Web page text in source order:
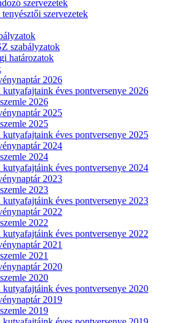
szervezetek
szervezetek
szabályzatok
határozatok
2026
kutyafajtaink éves pontversenye 2026
2026
2025
2025
kutyafajtaink éves pontversenye 2025
2024
2024
kutyafajtáink éves pontversenye 2024
2023
2023
kutyafajtáink éves pontversenye 2023
2022
2022
kutyafajtáink éves pontversenye 2022
2021
2021
2020
2020
kutyafajtáink éves pontversenye 2020
2019
2019